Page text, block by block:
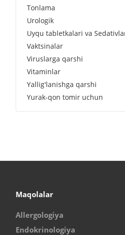
Tonlama
Urologik
Uyqu tabletkalari va
Vaktsinalar
Viruslarga qarshi
Vitaminlar
Yallig'lanishga qarshi
Yurak-qon tomir uchun
Maqolalar
Allergologiya
Endokrinologiya